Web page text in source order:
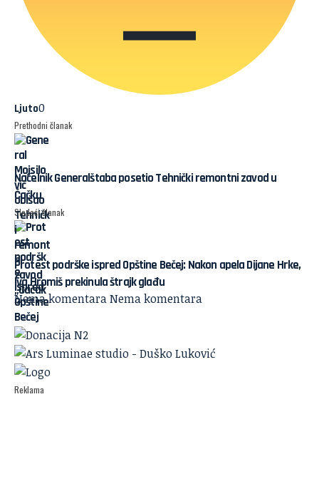
Ljuto0
Prethodni članak
Načelnik Generalštaba posetio Tehnički remontni zavod u
Čačku
Sledeći članak
Protest podrške ispred Opštine Bečej: Nakon apela Dijane Hrke,
Iva Hromiš prekinula štrajk glađu
Nema komentaraNema komentara
Reklama